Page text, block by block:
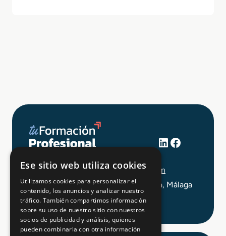
LinkedIn
Facebook
info@tuformacionprofesional.com
C/ Alameda Principal 21, 2ª Planta, Málaga
Ese sitio web utiliza cookies
Utilizamos cookies para personalizar el
contenido, los anuncios y analizar nuestro
tráfico. También compartimos información
sobre su uso de nuestro sitio con nuestros
socios de publicidad y análisis, quienes
pueden combinarla con otra información